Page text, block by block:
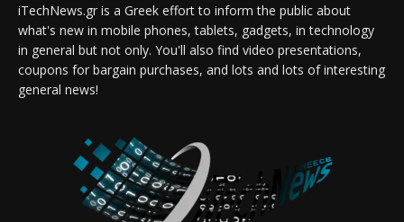
iTechNews.gr is a Greek effort to inform the public about
what's new in mobile phones, tablets, gadgets, in technology
in general but not only. You'll also find video presentations,
coupons for bargain purchases, and lots and lots of interesting
general news!